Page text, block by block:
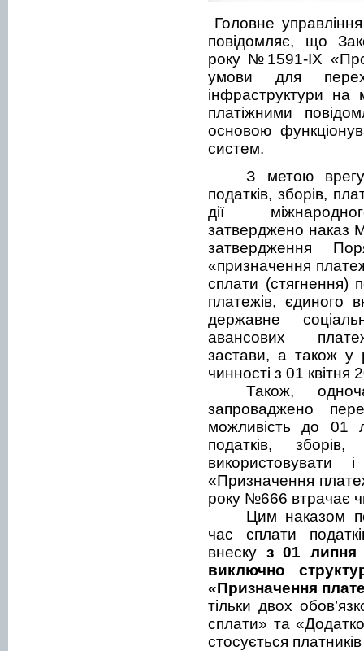
Головне
повідомляє, що
року №1591-IX
умови для
інфраструктури на
платіжними
основою
систем.
З метою
податків, зборів,
дії
затверджено наказ
затвердження
«призначення
сплати (стягнення)
платежів, єдиного
державне
авансових
застави, а також у
чинності з 01 квітня
Також,
запроваджено
можливість до 01
податків,
використовувати
«Призначення
року №666 втрачає
Цим наказом
час сплати
внеску з 01 липня
виключно
«Призначення
тільки двох
сплати» та «Д
стосується